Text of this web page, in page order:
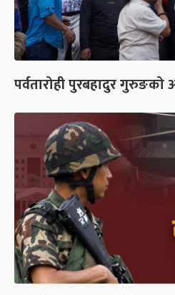
पर्वतारोही पुरबहादुर गुरुङको